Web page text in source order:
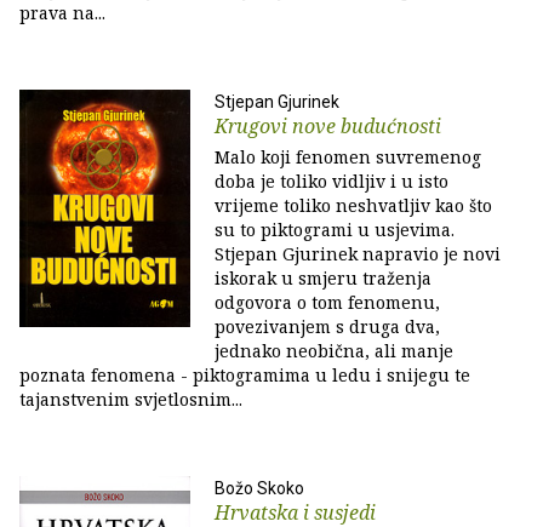
prava na...
Stjepan Gjurinek
Krugovi nove budućnosti
Malo koji fenomen suvremenog
doba je toliko vidljiv i u isto
vrijeme toliko neshvatljiv kao što
su to piktogrami u usjevima.
Stjepan Gjurinek napravio je novi
iskorak u smjeru traženja
odgovora o tom fenomenu,
povezivanjem s druga dva,
jednako neobična, ali manje
poznata fenomena - piktogramima u ledu i snijegu te
tajanstvenim svjetlosnim...
Božo Skoko
Hrvatska i susjedi